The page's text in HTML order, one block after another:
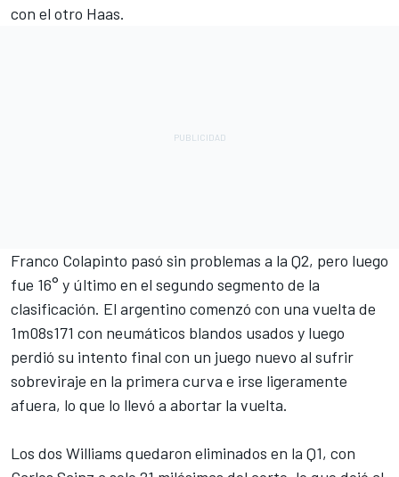
con el otro Haas.
Franco Colapinto pasó sin problemas a la Q2, pero luego
fue 16° y último en el segundo segmento de la
clasificación. El argentino comenzó con una vuelta de
1m08s171 con neumáticos blandos usados y luego
perdió su intento final con un juego nuevo al sufrir
sobreviraje en la primera curva e irse ligeramente
afuera, lo que lo llevó a abortar la vuelta.
Los dos Williams quedaron eliminados en la Q1, con